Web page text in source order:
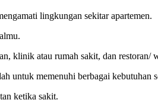
lingkungan sekitar apartemen.
klinik atau rumah sakit, dan restoran/
untuk memenuhi berbagai kebutuhan
ketika sakit.